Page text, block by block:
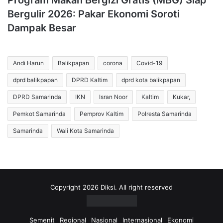
Bergulir 2026: Pakar Ekonomi Soroti
Dampak Besar
Andi Harun Balikpapan corona Covid-19
dprd balikpapan DPRD Kaltim dprd kota balikpapan
DPRD Samarinda IKN Isran Noor Kaltim Kukar,
Pemkot Samarinda Pemprov Kaltim Polresta Samarinda
Samarinda Wali Kota Samarinda
Copyright 2026 Diksi. All right reserved
Semenit Regional Nasional Internasional Ekonomi